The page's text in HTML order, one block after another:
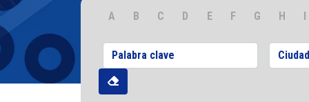
A B C D E F G H I